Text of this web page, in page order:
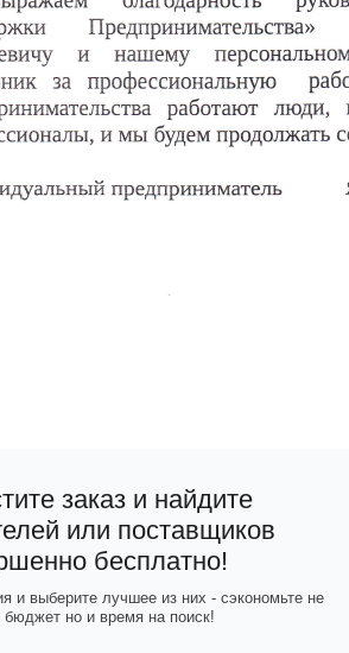
заказ и найдите
или поставщиков
бесплатно!
и выберите лучшее из них - сэкономьте не
бюджет но и время на поиск!